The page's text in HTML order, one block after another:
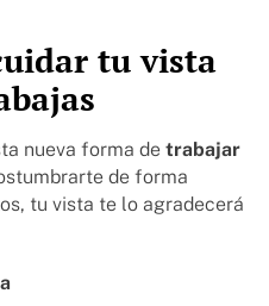
tu vista
nueva forma de trabajar
de forma
tu vista te lo agradecerá